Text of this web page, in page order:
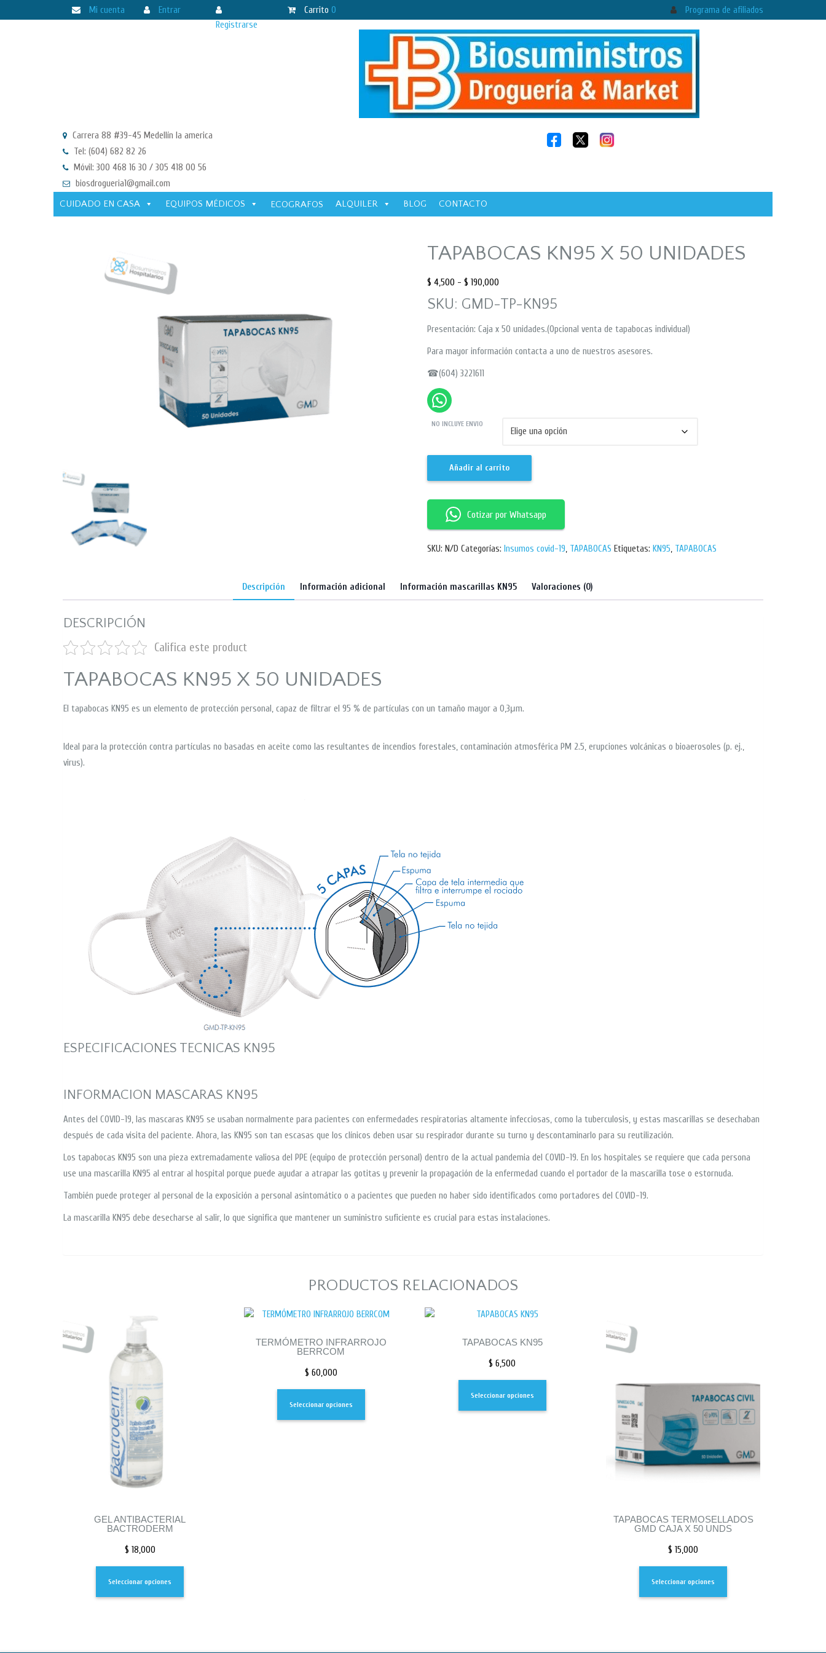
Mi cuenta
Entrar
Registrarse
Carrito 0 Programa de afiliados
Carrera 88 #39-45 Medellín la america
Tel: (604) 682 82 26
Móvil: 300 468 16 30 / 305 418 00 56
biosdrogueria1@gmail.com
CUIDADO EN CASA
EQUIPOS MÉDICOS ECOGRAFOS ALQUILER BLOG CONTACTO
TAPABOCAS KN95 X 50 UNIDADES
$ 4,500 - $ 190,000
SKU: GMD-TP-KN95
Presentación: Caja x 50 unidades.(Opcional venta de tapabocas individual)
Para mayor información contacta a uno de nuestros asesores.
☎(604) 3221611
NO INCLUYE ENVIO
Añadir al carrito
Cotizar por Whatsapp
SKU: N/D Categorías: Insumos covid-19, TAPABOCAS Etiquetas: KN95, TAPABOCAS
Descripción Información adicional Información mascarillas KN95 Valoraciones (0)
DESCRIPCIÓN
Califica este product
TAPABOCAS KN95 X 50 UNIDADES
El tapabocas KN95 es un elemento de protección personal, capaz de filtrar el 95 % de partículas con un tamaño mayor a 0,3μm.
Ideal para la protección contra partículas no basadas en aceite como las resultantes de incendios forestales, contaminación atmosférica PM 2.5, erupciones volcánicas o bioaerosoles (p. ej.,
virus).
ESPECIFICACIONES TECNICAS KN95
INFORMACION MASCARAS KN95
Antes del COVID-19, las mascaras KN95 se usaban normalmente para pacientes con enfermedades respiratorias altamente infecciosas, como la tuberculosis, y estas mascarillas se desechaban
después de cada visita del paciente. Ahora, las KN95 son tan escasas que los clínicos deben usar su respirador durante su turno y descontaminarlo para su reutilización.
Los tapabocas KN95 son una pieza extremadamente valiosa del PPE (equipo de protección personal) dentro de la actual pandemia del COVID-19. En los hospitales se requiere que cada persona
use una mascarilla KN95 al entrar al hospital porque puede ayudar a atrapar las gotitas y prevenir la propagación de la enfermedad cuando el portador de la mascarilla tose o estornuda.
También puede proteger al personal de la exposición a personal asintomático o a pacientes que pueden no haber sido identificados como portadores del COVID-19.
La mascarilla KN95 debe desecharse al salir, lo que significa que mantener un suministro suficiente es crucial para estas instalaciones.
PRODUCTOS RELACIONADOS
GEL ANTIBACTERIAL
BACTRODERM
$ 18,000
Seleccionar opciones
TERMÓMETRO INFRARROJO
BERRCOM
$ 60,000
Seleccionar opciones
TAPABOCAS KN95
$ 6,500
Seleccionar opciones
TAPABOCAS TERMOSELLADOS
GMD CAJA X 50 UNDS
$ 15,000
Seleccionar opciones